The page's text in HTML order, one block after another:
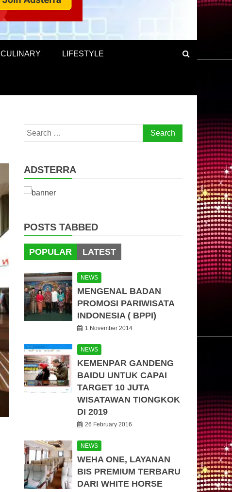
CULINARY LIFESTYLE
Search
for:
ADSTERRA
POSTS TABBED
POPULAR LATEST
NEWS
MENGENAL BADAN
PROMOSI PARIWISATA
INDONESIA ( BPPI)
1 November 2014
NEWS
KEMENPAR GANDENG
BAIDU UNTUK CAPAI
TARGET 10 JUTA
WISATAWAN TIONGKOK
DI 2019
26 February 2016
NEWS
WEHA ONE, LAYANAN
BIS PREMIUM TERBARU
DARI WHITE HORSE